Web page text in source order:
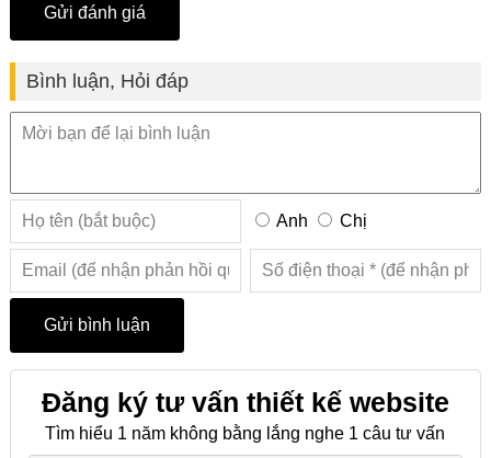
Bình luận, Hỏi đáp
Anh Chị
Đăng ký tư vấn thiết kế website
Tìm hiểu 1 năm không bằng lắng nghe 1 câu tư vấn